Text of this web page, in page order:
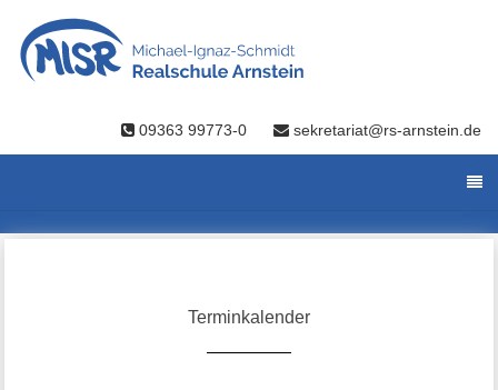
09363 99773-0 sekretariat@rs-arnstein.de
Terminkalender